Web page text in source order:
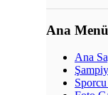
Ana Menü
Ana